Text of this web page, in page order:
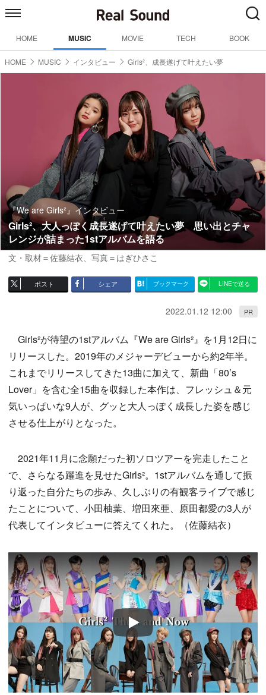
HOME MUSIC MOVIE TECH BOOK
HOME MUSIC インタビュー Girls²、成長遂げて叶えたい夢
『We are Girls²』インタビュー
Girls²、大人っぽく成長遂げて叶えたい夢 思い出とチャ
レンジが詰まった1stアルバムを語る
文・取材＝佐藤結衣、 写真＝はぎひさこ
ポスト シェア ブックマーク LINEで送る
2022.01.12 12:00 PR
Girls²が待望の1stアルバム『We are Girls²』を1月12日に
リリースした。2019年のメジャーデビューから約2年半。
これまでリリースしてきた13曲に加えて、新曲「80’s
Lover」を含む全15曲を収録した本作は、フレッシュ＆元
気いっぱいな9人が、グッと大人っぽく成長した姿を感じ
させる仕上がりとなった。
2021年11月に念願だった初ソロツアーを完走したこと
で、さらなる躍進を見せたGirls²。1stアルバムを通して振
り返った自分たちの歩み、久しぶりの有観客ライブで感じ
たことについて、小田柚葉、増田來亜、原田都愛の3人が
代表してインタビューに答えてくれた。（佐藤結衣）
Play